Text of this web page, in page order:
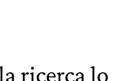
ricerca